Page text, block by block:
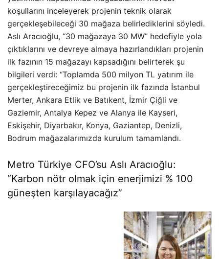
koşullarını inceleyerek projenin teknik olarak
gerçekleşebileceği 30 mağaza belirlediklerini söyledi.
Aslı Aracıoğlu, “30 mağazaya 30 MW” hedefiyle yola
çıktıklarını ve devreye almaya hazırlandıkları projenin
ilk fazının 15 mağazayı kapsadığını belirterek şu
bilgileri verdi: “Toplamda 500 milyon TL yatırım ile
gerçekleştireceğimiz bu projenin ilk fazında İstanbul
Merter, Ankara Etlik ve Batıkent, İzmir Çiğli ve
Gaziemir, Antalya Kepez ve Alanya ile Kayseri,
Eskişehir, Diyarbakır, Konya, Gaziantep, Denizli,
Bodrum mağazalarımızda kurulum tamamlandı.
Metro Türkiye CFO’su Aslı Aracıoğlu:
“Karbon nötr olmak için enerjimizi % 100
güneşten karşılayacağız”